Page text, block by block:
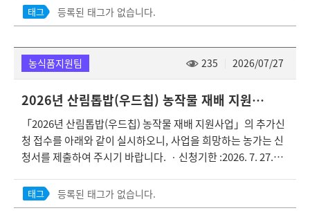
납품실적 제출 가능) (우선순위 : 1순위-25년 전체 납품실적, 2
순위-26년 상반기 납품실적) - 농업경영체 등록확인서 - 견적서,
자료 (견적서 : 품목별 부가세 환급 여부 구분 필요) - G마크, 친
환경, GAP 인증서 사본(해당자만 제출) - 농업기계 종합검정 성
적서(농업기계 신청 시 제출) (농업기계 : 농업용 난방기, 농산물
저온저장고, 농업용 동력운반차, 농산물 건조기 등) - 토지사용
승낙서 및 인감증명서(사업지가 본인소유지가 아닐 시 제출) ※
자세한 사항(사업지침 및 신청서 양식)은 붙임참조 ◎ 문의사항
: 파주시농업기술센터 도시농업과 로컬푸드TF팀(031-940-520
정자 개별통지) 라. 행사주제 : 반려식물 소재로 활용한 창의적
이고 실용적인 도시원예 작품 마. 참가자격 : 관내 도시농업관리
인정보동의서, 도시농업관리사 자격증 등을 이메일 제출(dudn
quf@korea.kr) 사. 작품기준 - 재 료: 반려식물 소재 활용 - 작품
주제 : 숯부작, 목부작, 석부작, 관엽정원, 다육정원 등 - 작품규
격 : 96 * 50 * 43cm 텃밭상자 - 지원금액 : 팀당 30만원, 상자텃
밭 프레임, 상토 지원 - 준비사항 : 반려식물 소재(식물, 장식용
소재 등) ※ 선정작품은 추진위원회에 무상귀속되며, 향후 공공
기관 및 장인단체 등 지역사회에 기부
태그 등록된 태그가 없습니다.
농식품지원팀 235 2026/07/27
2026년 산림톱밥(우드칩) 농작물 재배 지원사업 추가신청 안내
「2026년 산림톱밥(우드칩) 농작물 재배 지원사업」의 추가신
청 접수를 아래와 같이 실시하오니, 사업을 희망하는 농가는 신
청서를 제출하여 주시기 바랍니다. ㆍ신청기한 :2026. 7. 27.
원대상 : 농지소재지 및 주민등록상 주소가 모두 관내이며 농업
경영체에 등록된 농업인·농업법인 ㆍ지원내용 : 파주시 산림조
태그 등록된 태그가 없습니다.